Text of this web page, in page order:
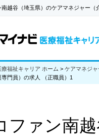
南越谷（埼玉県）のケアマネジャー（
療福祉キャリア ホーム > ケアマネジ
専門員）の求人 （正職員）1
ファン南